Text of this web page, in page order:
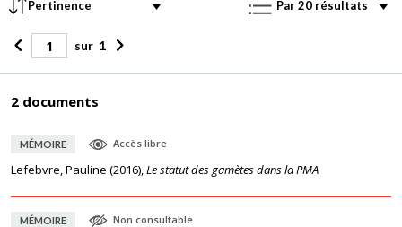
sur 1
2 documents
MÉMOIRE Accès libre
Lefebvre, Pauline (2016),Le statut des gamètes dans la PMA
MÉMOIRE Non consultable